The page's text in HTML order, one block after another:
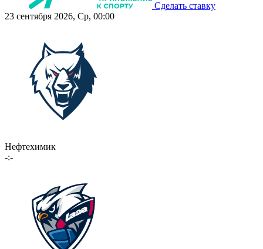
Сделать ставку
23 сентября 2026, Ср, 00:00
Нефтехимик
-:-